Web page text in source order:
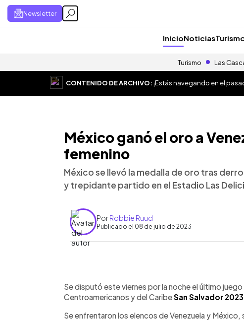
Newsletter
InicioNoticias
Turismo Las
CONTENIDO DE ARCHIVO:¡Estás navegando en el
México ganó el oro a
femenino
México se llevó la medalla de oro tras
y trepidante partido en el Estadio Las
PorRobbie Ruud
Publicado el 08 de julio de 2023
► Escuchar artículo
Se disputó este viernes por la noche el último juego
Centroamericanos y del CaribeSan Salvador 2023
Se enfrentaron los elencos de Venezuela y México,